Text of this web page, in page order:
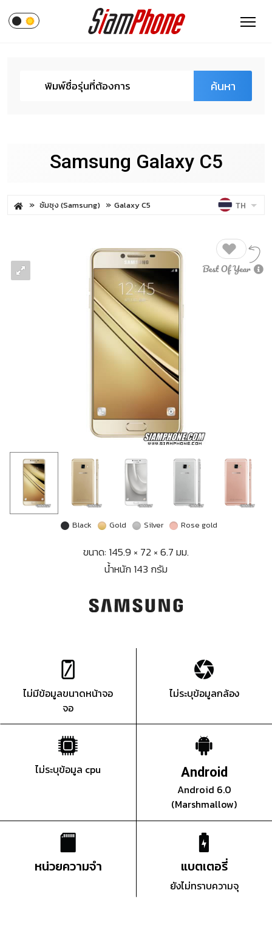
ค้นหา
Samsung Galaxy C5
ซัมซุง (Samsung) Galaxy C5 TH
Black Gold Silver Rose gold
ขนาด: 145.9 × 72 × 6.7 มม.
น้ำหนัก 143 กรัม
ไม่มีข้อมูลขนาดหน้าจอ
จอ
ไม่ระบุข้อมูลกล้อง
ไม่ระบุข้อมูล cpu Android
Android 6.0
(Marshmallow)
หน่วยความจำ แบตเตอรี่
ยังไม่ทราบความจุ